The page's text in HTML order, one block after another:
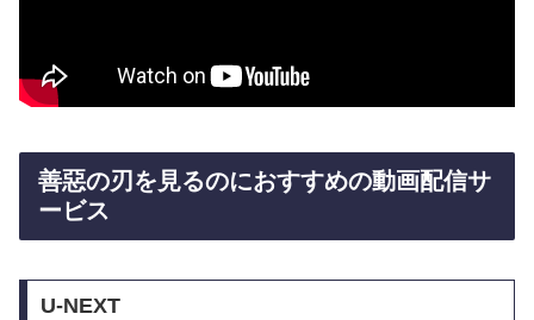
善惡の刃を見るのにおすすめの動画配信サ
ービス
U-NEXT